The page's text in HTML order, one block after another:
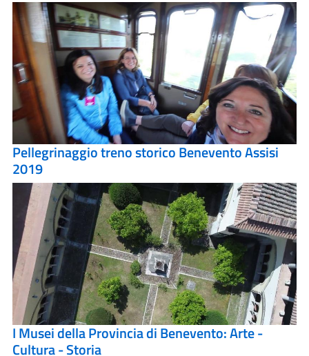
Pellegrinaggio treno storico Benevento Assisi
2019
I Musei della Provincia di Benevento: Arte -
Cultura - Storia